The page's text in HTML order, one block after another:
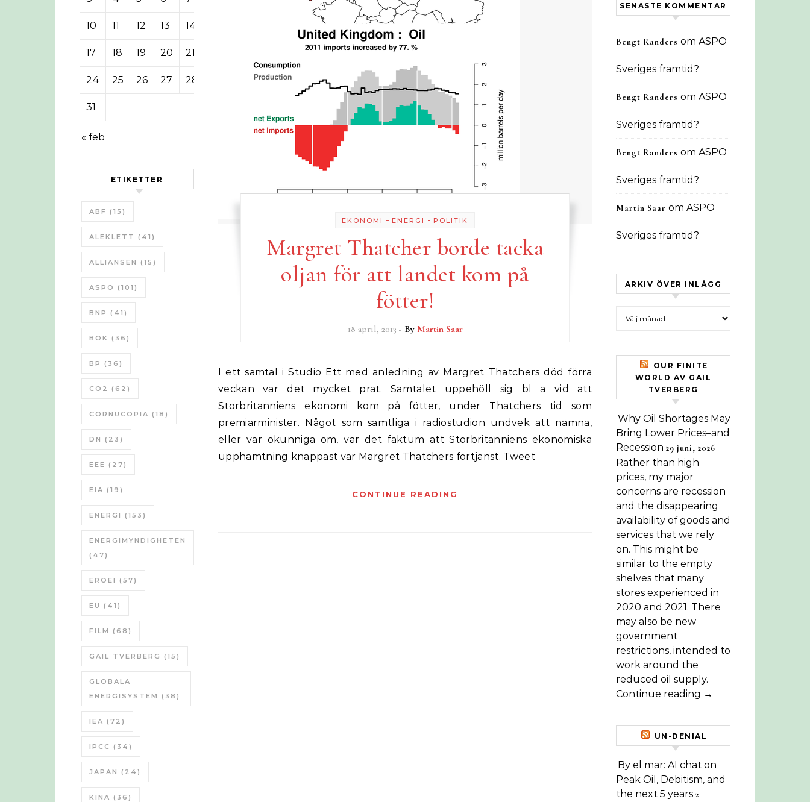
10 11 12 13 14
17 18 19 20 21
24 25 26 27 28
31
« feb
ETIKETTER
ABF (15)
ALEKLETT (41)
ALLIANSEN (15)
ASPO (101)
BNP (41)
BOK (36)
BP (36)
CO2 (62)
CORNUCOPIA (18)
DN (23)
EEE (27)
EIA (19)
ENERGI (153)
ENERGIMYNDIGHETEN
(47)
EROEI (57)
EU (41)
FILM (68)
GAIL TVERBERG (15)
GLOBALA
ENERGISYSTEM (38)
IEA (72)
IPCC (34)
JAPAN (24)
KINA (36)
EKONOMI - ENERGI - POLITIK
Margret Thatcher borde tacka
oljan för att landet kom på
fötter!
18 april, 2013 - By Martin Saar
I ett samtal i Studio Ett med anledning av Margret Thatchers död förra
veckan var det mycket prat. Samtalet uppehöll sig bl a vid att
Storbritanniens ekonomi kom på fötter, under Thatchers tid som
premiärminister. Något som samtliga i radiostudion undvek att nämna,
eller var okunniga om, var det faktum att Storbritanniens ekonomiska
upphämtning knappast var Margret Thatchers förtjänst. Tweet
CONTINUE READING
SENASTE KOMMENTAR
Bengt Randers om ASPO
Sveriges framtid?
Bengt Randers om ASPO
Sveriges framtid?
Bengt Randers om ASPO
Sveriges framtid?
Martin Saar om ASPO
Sveriges framtid?
ARKIV ÖVER INLÄGG
OUR FINITE
WORLD AV GAIL
TVERBERG
Why Oil Shortages May
Bring Lower Prices–and
Recession 29 juni, 2026
Rather than high
prices, my major
concerns are recession
and the disappearing
availability of goods and
services that we rely
on. This might be
similar to the empty
shelves that many
stores experienced in
2020 and 2021. There
may also be new
government
restrictions, intended to
work around the
reduced oil supply.
Continue reading →
UN-DENIAL
By el mar: AI chat on
Peak Oil, Debitism, and
the next 5 years 2